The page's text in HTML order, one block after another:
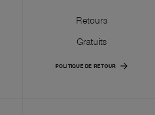
Retours
Gratuits
POLITIQUE DE RETOUR